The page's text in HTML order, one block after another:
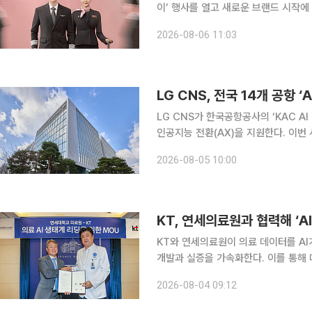
이’ 행사를 열고 새로운 브랜드 시
정체성과 향후 서비스혁신 방향을 대
2026-08-06 11:03
LG CNS, 전국 14개 공항
LG CNS가 한국공항공사의 ‘KAC AI
인공지능 전환(AX)을 지원한다. 이번
하기 위한 중장기 전략과 실행 로드맵
2026-08-05 10:00
KT, 연세의료원과 협력해
KT와 연세의료원이 의료 데이터를 AI
개발과 실증을 가속화한다. 이를 통해
미래 경쟁력을 높이기 위한 업무협약
2026-08-04 09:12